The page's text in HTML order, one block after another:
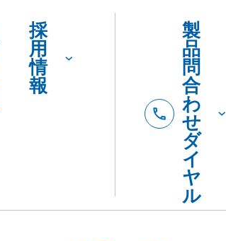
採
用
情
報
製
品
問
合
わ
せ
ダ
イ
ヤ
ル